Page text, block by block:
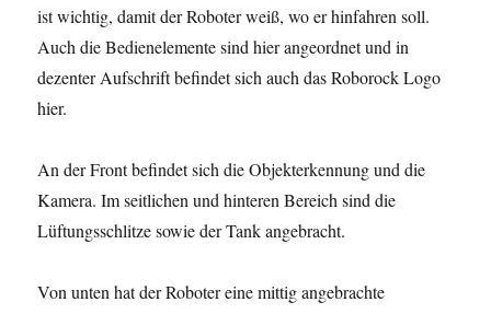
ist wichtig, damit der Roboter weiß, wo er hinfahren soll.
Auch die Bedienelemente sind hier angeordnet und in
dezenter Aufschrift befindet sich auch das Roborock Logo
hier.
An der Front befindet sich die Objekterkennung und die
Kamera. Im seitlichen und hinteren Bereich sind die
Lüftungsschlitze sowie der Tank angebracht.
Von unten hat der Roboter eine mittig angebrachte